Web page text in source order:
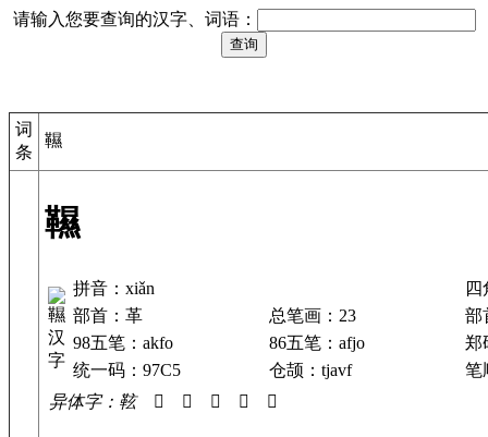
请输入您要查询的汉字、词语：
词
条
韅
韅
拼音：xiǎn
四
部首：革
总笔画：23
部
98五笔：akfo
86五笔：afjo
郑
统一码：97C5
仓颉：tjavf
笔
异体字：䩙 𩌹 𩌺 𩎌 𩎍 𩏰